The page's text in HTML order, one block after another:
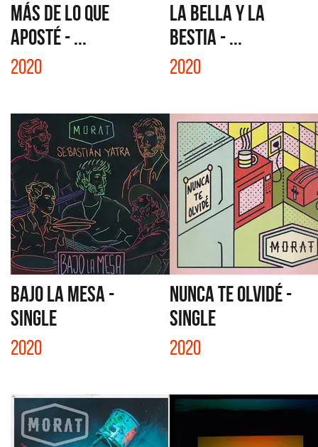
MÁS DE LO QUE
APOSTÉ - ...
2020
LA BELLA Y LA
BESTIA - ...
2020
BAJO LA MESA -
SINGLE
2020
NUNCA TE OLVIDÉ -
SINGLE
2020